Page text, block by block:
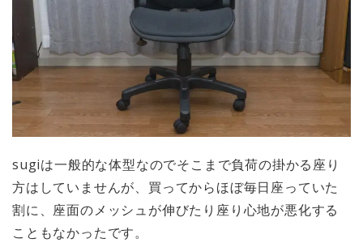
sugiは一般的な体型なのでそこまで負荷の掛かる座り
方はしていませんが、買ってからほぼ毎日座っていた
割に、座面のメッシュが伸びたり座り心地が悪化する
こともなかったです。